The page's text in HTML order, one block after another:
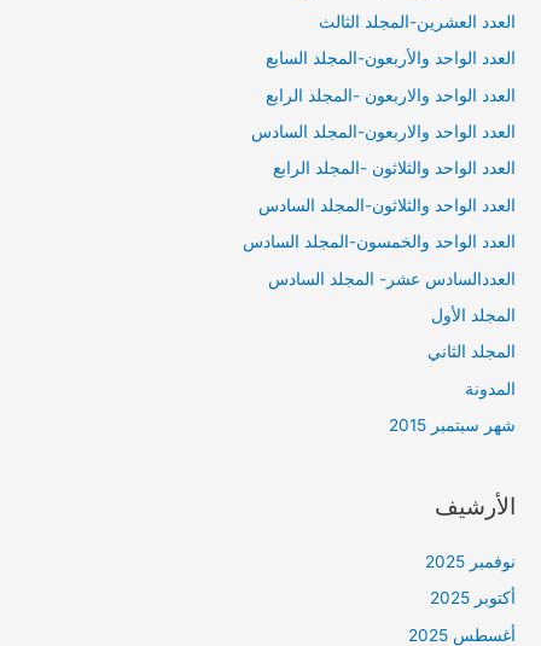
العدد العشرين-المجلد الثالث
العدد الواحد والأربعون-المجلد السابع
العدد الواحد والاربعون -المجلد الرابع
العدد الواحد والاربعون-المجلد السادس
العدد الواحد والثلاثون -المجلد الرابع
العدد الواحد والثلاثون-المجلد السادس
العدد الواحد والخمسون-المجلد السادس
العددالسادس عشر- المجلد السادس
المجلد الأول
المجلد الثاني
المدونة
شهر سبتمبر 2015
الأرشيف
نوفمبر 2025
أكتوبر 2025
أغسطس 2025